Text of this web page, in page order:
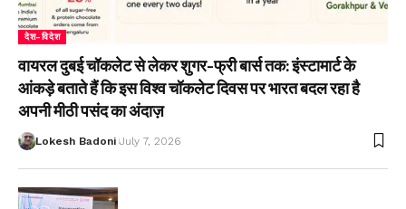
देश-विदेश
वायरल दुबई चॉकलेट से लेकर शुगर-फ्री बार्स तक: इंस्टामार्ट के
आंकड़े बताते हैं कि इस विश्व चॉकलेट दिवस पर भारत बदल रहा है
अपनी मीठी पसंद का अंदाज़
Lokesh Badoni July 7, 2026